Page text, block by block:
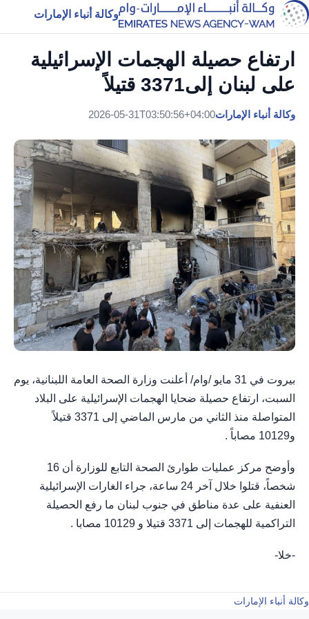
وكالة أنباء الإمارات
ارتفاع حصيلة الهجمات الإسرائيلية
على لبنان إلى3371 قتيلاً
وكالة أنباء الإمارات2026-05-31T03:50:56+04:00
بيروت في 31 مايو /وام/ أعلنت وزارة الصحة العامة اللبنانية، يوم
السبت، ارتفاع حصيلة ضحايا الهجمات الإسرائيلية على البلاد
المتواصلة منذ الثاني من مارس الماضي إلى 3371 قتيلاً
و10129 مصاباً .
وأوضح مركز عمليات طوارئ الصحة التابع للوزارة أن 16
شخصاً، قتلوا خلال آخر 24 ساعة، جراء الغارات الإسرائيلية
العنفية على عدة مناطق في جنوب لبنان ما رفع الحصيلة
التراكمية للهجمات إلى 3371 قتيلا و 10129 مصابا .
-خلا-
وكالة أنباء الإمارات